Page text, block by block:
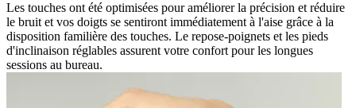
Les touches ont été optimisées pour améliorer la précision et réduire
le bruit et vos doigts se sentiront immédiatement à l'aise grâce à la
disposition familière des touches. Le repose-poignets et les pieds
d'inclinaison réglables assurent votre confort pour les longues
sessions au bureau.